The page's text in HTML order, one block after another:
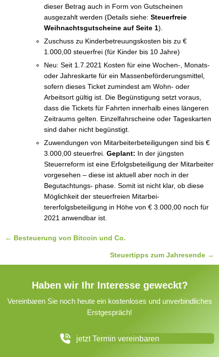
dieser Betrag auch in Form von Gutscheinen
ausgezahlt werden (Details siehe: Steuerfreie
Weihnachtsgutscheine auf Seite 1).
Zuschuss zu Kinderbetreuungskosten bis zu €
1.000,00 steuerfrei (für Kinder bis 10 Jahre)
Neu: Seit 1.7.2021 Kosten für eine Wochen-, Monats-
oder Jahreskarte für ein Massenbeförderungsmittel,
sofern dieses Ticket zumindest am Wohn- oder
Arbeitsort gültig ist. Die Begünstigung setzt voraus,
dass die Tickets für Fahrten innerhalb eines längeren
Zeitraums gelten. Einzelfahrscheine oder Tageskarten
sind daher nicht begünstigt.
Zuwendungen von Mitarbeiterbeteiligungen sind bis €
3.000,00 steuerfrei. Geplant: In der jüngsten
Steuerreform ist eine Erfolgsbeteiligung der Mitarbeiter
vorgesehen – diese ist aktuell aber noch in der
Begutachtungs- phase. Somit ist nicht klar, ob diese
Möglichkeit der steuerfreien Mitarbei-
tererfolgsbeteiligung in Höhe von € 3.000,00 noch für
2021 anwendbar ist.
Posts
← Besteuerung von Bitcoin und Co.
Steuertipps zum Jahresende →
Haben wir Ihr Interesse geweckt?
Vereinbaren Sie noch heute ein kostenloses und unverbindliches
Erstgespräch!
jetzt Termin vereinbaren